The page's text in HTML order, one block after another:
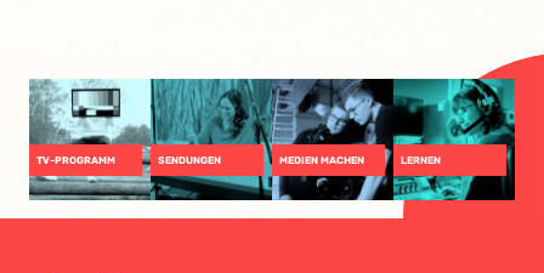
TV-PROGRAMM SENDUNGEN MEDIEN MACHEN LERNEN